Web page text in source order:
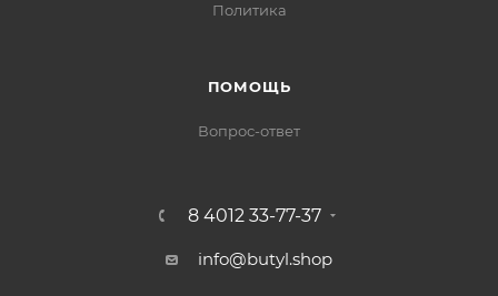
Политика
ПОМОЩЬ
Вопрос-ответ
8 4012 33-77-37
info@butyl.shop